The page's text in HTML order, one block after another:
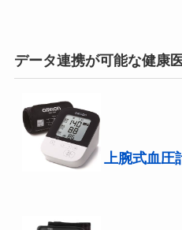
データ連携が可能な健康
上腕式血圧